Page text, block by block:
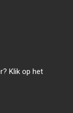
Klik op het